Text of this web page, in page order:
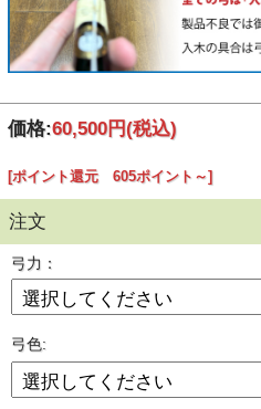
価格:60,500円(税込)
[ポイント還元 605ポイント～]
注文
弓力：
弓色: